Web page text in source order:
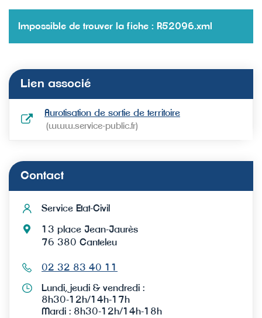
Impossible de trouver la fiche : R52096.xml
Lien associé
Aurotisation de sortie de territoire
www.service-public.fr
Contact
Service Etat-Civil
13 place Jean-Jaurès
76 380 Canteleu
02 32 83 40 11
Lundi, jeudi & vendredi :
8h30-12h/14h-17h
Mardi : 8h30-12h/14h-18h